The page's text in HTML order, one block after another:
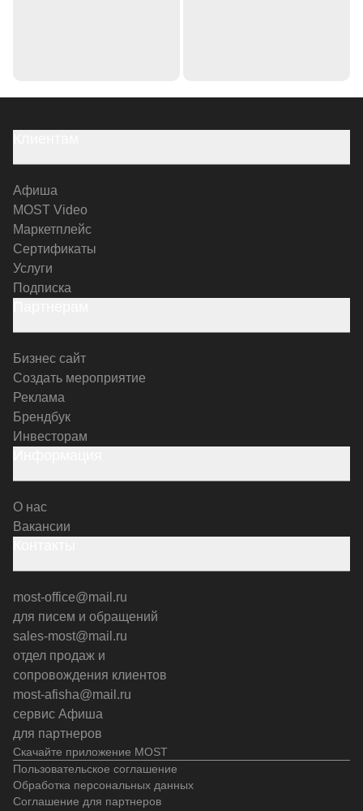
Скачайте приложение MOST
Афиша
MOST Video
Маркетплейс
Сертификаты
Услуги
Подписка
Бизнес сайт
Создать мероприятие
Реклама
Брендбук
Инвесторам
О нас
Вакансии
most-office@mail.ru
для писем и обращений
sales-most@mail.ru
отдел продаж и
сопровождения клиентов
most-afisha@mail.ru
сервис Афиша
для партнеров
Пользовательское соглашение
Обработка персональных данных
Соглашение для партнеров